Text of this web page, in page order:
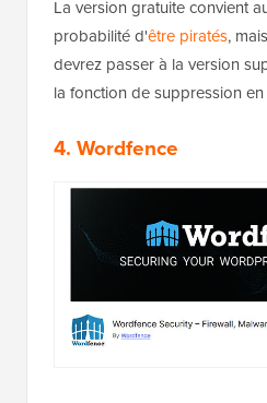
La version gratuite convient
probabilité d'être piratés,
devrez passer à la version
la fonction de suppression en
4. Wordfence